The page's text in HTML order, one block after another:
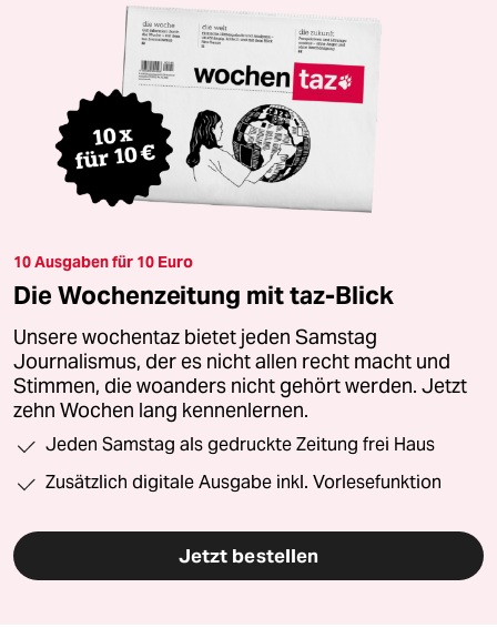
10 Ausgaben für 10 Euro
Die Wochenzeitung mit taz-Blick
Unsere wochentaz bietet jeden Samstag
Journalismus, der es nicht allen recht macht und
Stimmen, die woanders nicht gehört werden. Jetzt
zehn Wochen lang kennenlernen.
Jeden Samstag als gedruckte Zeitung frei Haus
Zusätzlich digitale Ausgabe inkl. Vorlesefunktion
Jetzt bestellen